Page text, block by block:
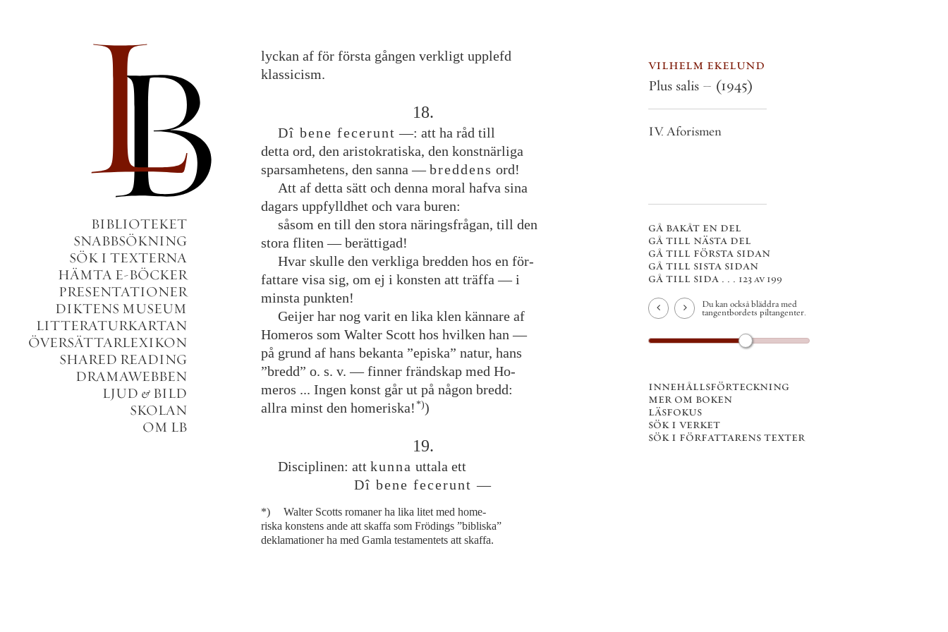
BIBLIOTEKET
SNABBSÖKNING
SÖK I TEXTERNA
HÄMTA E-BÖCKER
PRESENTATIONER
DIKTENS MUSEUM
LITTERATURKARTAN
ÖVERSÄTTARLEXIKON
SHARED READING
DRAMAWEBBEN
LJUD & BILD
SKOLAN
OM LB
lyckan af för första gången verkligt upplefd
klassicism.
18.
Dî bene fecerunt —: att ha råd till
detta ord, den aristokratiska, den konstnärliga
sparsamhetens, den sanna — breddens ord!
Att af detta sätt och denna moral hafva sina
dagars uppfylldhet och vara buren:
såsom en till den stora näringsfrågan, till den
stora fliten — berättigad!
Hvar skulle den verkliga bredden hos en för-
fattare visa sig, om ej i konsten att träffa — i
minsta punkten!
Geijer har nog varit en lika klen kännare af
Homeros som Walter Scott hos hvilken han —
på grund af hans bekanta ”episka” natur, hans
”bredd” o. s. v. — finner frändskap med Ho-
meros ... Ingen konst går ut på någon bredd:
allra minst den homeriska! *))
19.
Disciplinen: att kunna uttala ett
Dî bene fecerunt —
*) Walter Scotts romaner ha lika litet med home-
riska konstens ande att skaffa som Frödings ”bibliska”
deklamationer ha med Gamla testamentets att skaffa.
vilhelm ekelund
Plus salis – (1945)
IV. Aforismen
gå bakåt en del
gå till nästa del
gå till första sidan
gå till sista sidan
gå till sida . . . 123 av 199
Du kan också bläddra med
tangentbordets piltangenter.
innehållsförteckning
mer om boken
läsfokus
sök i verket
sök i författarens texter